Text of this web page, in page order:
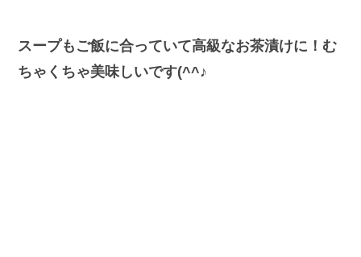
スープもご飯に合っていて高級なお茶漬けに！む
ちゃくちゃ美味しいです(^^♪